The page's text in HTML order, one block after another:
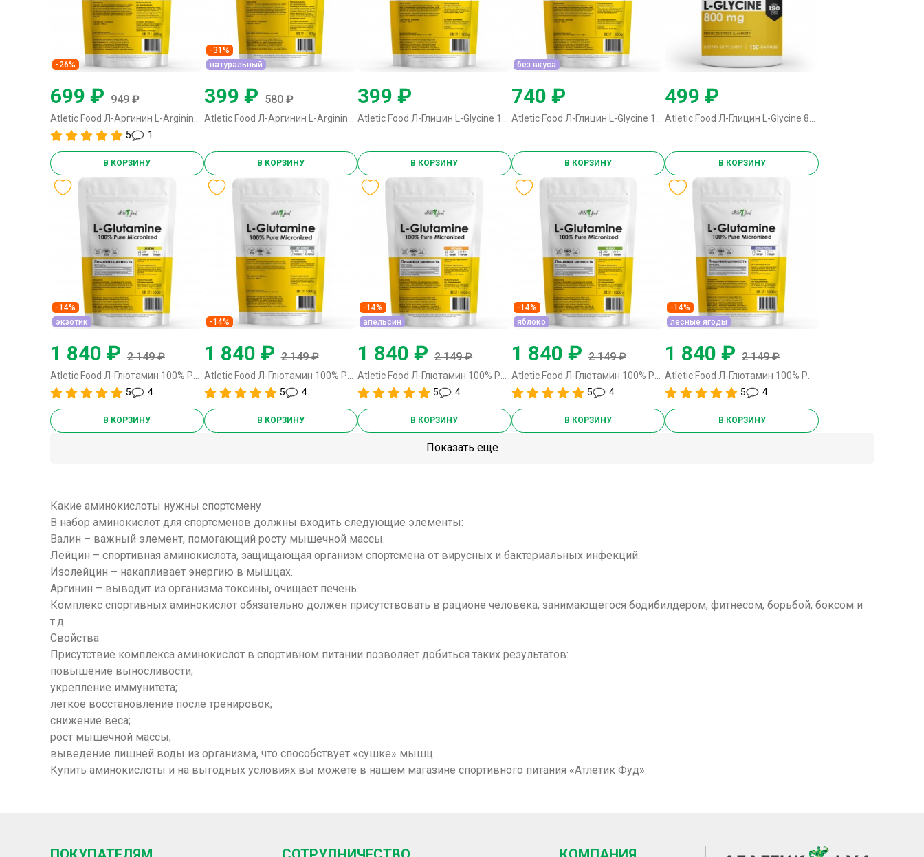
-26%
699 ₽ 949 ₽
5
1
В КОРЗИНУ
-31%
натуральный
399 ₽ 580 ₽
В КОРЗИНУ
399 ₽
В КОРЗИНУ
без вкуса
740 ₽
В КОРЗИНУ
499 ₽
В КОРЗИНУ
-14%
экзотик
1 840 ₽ 2 149 ₽
5
4
В КОРЗИНУ
-14%
1 840 ₽ 2 149 ₽
5
4
В КОРЗИНУ
-14%
апельсин
1 840 ₽ 2 149 ₽
5
4
В КОРЗИНУ
-14%
яблоко
1 840 ₽ 2 149 ₽
5
4
В КОРЗИНУ
-14%
лесные ягоды
1 840 ₽ 2 149 ₽
5
4
В КОРЗИНУ
Показать еще
Какие аминокислоты нужны спортсмену
В набор аминокислот для спортсменов должны входить следующие элементы:
Валин – важный элемент, помогающий росту мышечной массы.
Лейцин – спортивная аминокислота, защищающая организм спортсмена от вирусных и бактериальных инфекций.
Изолейцин – накапливает энергию в мышцах.
Аргинин – выводит из организма токсины, очищает печень.
Комплекс спортивных аминокислот обязательно должен присутствовать в рационе человека, занимающегося бодибилдером, фитнесом, борьбой, боксом и
т.д.
Свойства
Присутствие комплекса аминокислот в спортивном питании позволяет добиться таких результатов:
повышение выносливости;
укрепление иммунитета;
легкое восстановление после тренировок;
снижение веса;
рост мышечной массы;
выведение лишней воды из организма, что способствует «сушке» мышц.
Купить аминокислоты и на выгодных условиях вы можете в нашем магазине спортивного питания «Атлетик Фуд».